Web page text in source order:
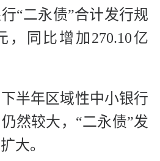
“二永债”合计发行规
，同比增加270.10亿
半年区域性中小银行
然较大，“二永债”发
大。